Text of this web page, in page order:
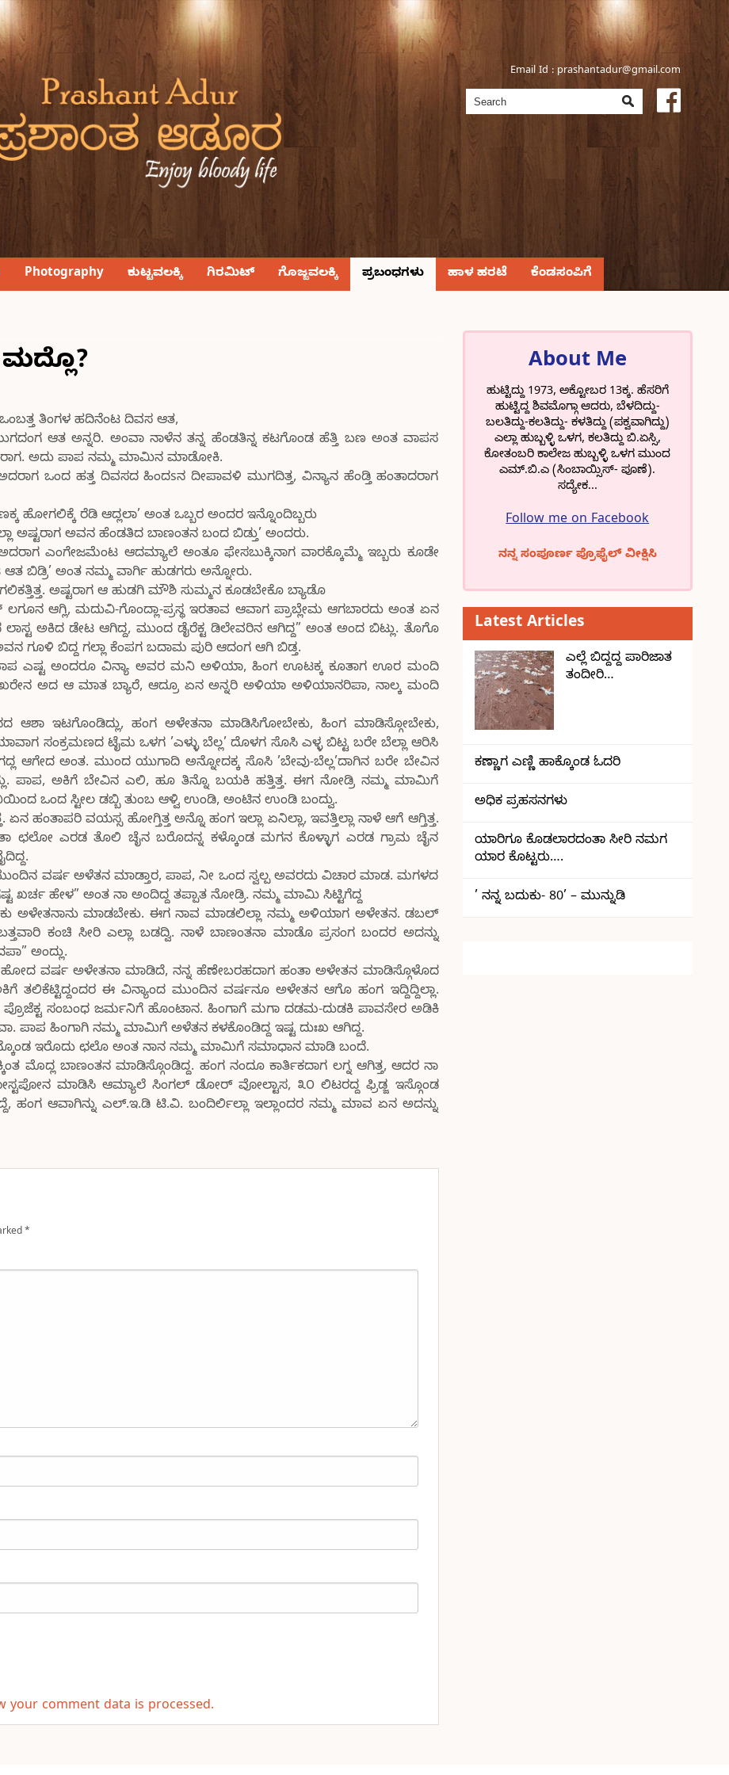
Email Id : prashantadur@gmail.com
Photography ಕುಟ್ಟವಲಕ್ಕಿ ಗಿರಮಿಟ್ ಗೊಜ್ಜವಲಕ್ಕಿ ಪ್ರಬಂಧಗಳು ಹಾಳ ಹರಟೆ ಕೆಂಡಸಂಪಿಗೆ
ತಿಂಗಳ ಹದಿನೆಂಟ ದಿವಸ ಆತ,
ಆತ ಅನ್ನರಿ. ಅಂವಾ ನಾಳೆನ ತನ್ನ ಹೆಂಡತಿನ್ನ ಕಟಗೊಂಡ ಹೆತ್ತಿ ಬಣ ಅಂತ ವಾಪಸ
ಅದು ಪಾಪ ನಮ್ಮ ಮಾಮಿನ ಮಾಡೋಕಿ.
ಒಂದ ಹತ್ತ ದಿವಸದ ಹಿಂದsನ ದೀಪಾವಳಿ ಮುಗದಿತ್ತ, ವಿನ್ಯಾನ ಹೆಂಡ್ತಿ ಹಂತಾದರಾಗ
ಹೋಗಲಿಕ್ಕೆ ರೆಡಿ ಆದ್ಲಲಾ’ ಅಂತ ಒಬ್ಬರ ಅಂದರ ಇನ್ನೊಂದಿಬ್ಬರು
ಅಷ್ಟರಾಗ ಅವನ ಹೆಂಡತಿದ ಬಾಣಂತನ ಬಂದ ಬಿಡ್ತು’ ಅಂದರು.
ಅದರಾಗ ಎಂಗೇಜಮೆಂಟ ಆದಮ್ಯಾಲೆ ಅಂತೂ ಫೇಸಬುಕ್ಕಿನಾಗ ವಾರಕ್ಕೊಮ್ಮೆ ಇಬ್ಬರು ಕೂಡೇ
ಬಿಡ್ರಿ’ ಅಂತ ನಮ್ಮ ವಾರ್ಗಿ ಹುಡಗರು ಅನ್ನೋರು.
ಅಷ್ಟರಾಗ ಆ ಹುಡಗಿ ಮೌಶಿ ಸುಮ್ಮನ ಕೂಡಬೇಕೊ ಬ್ಯಾಡೊ
ಆಗ್ಲಿ, ಮದುವಿ-ಗೊಂದ್ಲಾ-ಪ್ರಸ್ಥ ಇರತಾವ ಆವಾಗ ಪ್ರಾಬ್ಲೇಮ ಆಗಬಾರದು ಅಂತ ಏನ
ಅಕಿದ ಡೇಟ ಆಗಿದ್ದ, ಮುಂದ ಡೈರೆಕ್ಟ ಡಿಲೇವರಿನ ಆಗಿದ್ದ” ಅಂತ ಅಂದ ಬಿಟ್ಲು. ತೊಗೊ
ಗೂಳಿ ಬಿದ್ದ ಗಲ್ಲಾ ಕೆಂಪಗ ಬದಾಮ ಪುರಿ ಆದಂಗ ಆಗಿ ಬಿಡ್ತ.
ಎಷ್ಟ ಅಂದರೂ ವಿನ್ಯಾ ಅವರ ಮನಿ ಅಳಿಯಾ, ಹಿಂಗ ಊಟಕ್ಕ ಕೂತಾಗ ಊರ ಮಂದಿ
ಅದ ಆ ಮಾತ ಬ್ಯಾರೆ, ಆದ್ರೂ ಏನ ಅನ್ನರಿ ಅಳಿಯಾ ಅಳಿಯಾನರಿಪಾ, ನಾಲ್ಕ ಮಂದಿ
ಇಟಗೊಂಡಿದ್ಲು, ಹಂಗ ಅಳೇತನಾ ಮಾಡಿಸಿಗೋಬೇಕು, ಹಿಂಗ ಮಾಡಿಸ್ಗೋಬೇಕು,
ಸಂಕ್ರಮಣದ ಟೈಮ ಒಳಗ ’ಎಳ್ಳು ಬೆಲ್ಲ’ ದೊಳಗ ಸೊಸಿ ಎಳ್ಳ ಬಿಟ್ಟ ಬರೇ ಬೆಲ್ಲಾ ಆರಿಸಿ
ಅಂತ. ಮುಂದ ಯುಗಾದಿ ಅನ್ನೋದಕ್ಕ ಸೊಸಿ ’ಬೇವು-ಬೆಲ್ಲ’ದಾಗಿನ ಬರೇ ಬೇವಿನ
ಪಾಪ, ಅಕಿಗೆ ಬೇವಿನ ಎಲಿ, ಹೂ ತಿನ್ನೊ ಬಯಕಿ ಹತ್ತಿತ್ತ. ಈಗ ನೋಡ್ರಿ ನಮ್ಮ ಮಾಮಿಗೆ
ಒಂದ ಸ್ಟೀಲ ಡಬ್ಬಿ ತುಂಬ ಆಳ್ವಿ ಉಂಡಿ, ಅಂಟಿನ ಉಂಡಿ ಬಂದ್ವು.
ಹಂತಾಪರಿ ವಯಸ್ಸ ಹೋಗ್ತಿತ್ತ ಅನ್ನೊ ಹಂಗ ಇಲ್ಲಾ ಏನಿಲ್ಲಾ, ಇವತ್ತಿಲ್ಲಾ ನಾಳೆ ಆಗೆ ಆಗ್ತಿತ್ತ.
ಛಲೋ ಎರಡ ತೊಲಿ ಚೈನ ಬರೊದನ್ನ ಕಳ್ಕೊಂಡ ಮಗನ ಕೊಳ್ಳಾಗ ಎರಡ ಗ್ರಾಮ ಚೈನ
ವರ್ಷ ಅಳೆತನ ಮಾಡ್ತಾರ, ಪಾಪ, ನೀ ಒಂದ ಸ್ವಲ್ಪ ಅವರದು ವಿಚಾರ ಮಾಡ. ಮಗಳದ
ಖರ್ಚ ಹೇಳ” ಅಂತ ನಾ ಅಂದಿದ್ದ ತಪ್ಪಾತ ನೋಡ್ರಿ. ನಮ್ಮ ಮಾಮಿ ಸಿಟ್ಟಿಗೆದ್ದ
ಅಳೇತನಾನು ಮಾಡಬೇಕು. ಈಗ ನಾವ ಮಾಡಲಿಲ್ಲಾ ನಮ್ಮ ಅಳಿಯಾಗ ಅಳೇತನ. ಡಬಲ್
ಕಂಚಿ ಸೀರಿ ಎಲ್ಲಾ ಬಡದ್ವಿ. ನಾಳೆ ಬಾಣಂತನಾ ಮಾಡೊ ಪ್ರಸಂಗ ಬಂದರ ಅದನ್ನು
ಅಂದ್ಲು.
ವರ್ಷ ಅಳೇತನಾ ಮಾಡಿದೆ, ನನ್ನ ಹೆಣೇಬರಹದಾಗ ಹಂತಾ ಅಳೇತನ ಮಾಡಿಸ್ಗೊಳೊದ
ತಲಿಕೆಟ್ಟಿದ್ದಂದರ ಈ ವಿನ್ಯಾಂದ ಮುಂದಿನ ವರ್ಷನೂ ಅಳೇತನ ಆಗೊ ಹಂಗ ಇದ್ದಿದ್ದಿಲ್ಲಾ.
ಸಂಬಂಧ ಜರ್ಮನಿಗೆ ಹೊಂಟಾನ. ಹಿಂಗಾಗೆ ಮಗಾ ದಡಮ-ದುಡಕಿ ಪಾವಸೇರ ಅಡಿಕಿ
ಪಾಪ ಹಿಂಗಾಗಿ ನಮ್ಮ ಮಾಮಿಗೆ ಅಳೆತನ ಕಳಕೊಂಡಿದ್ದ ಇಷ್ಟ ದುಃಖ ಆಗಿದ್ದ.
ಇರೊದು ಛಲೊ ಅಂತ ನಾನ ನಮ್ಮ ಮಾಮಿಗೆ ಸಮಾಧಾನ ಮಾಡಿ ಬಂದೆ.
ಮೊದ್ಲ ಬಾಣಂತನ ಮಾಡಿಸ್ಗೊಂಡಿದ್ದ. ಹಂಗ ನಂದೂ ಕಾರ್ತಿಕದಾಗ ಲಗ್ನ ಆಗಿತ್ತ, ಆದರ ನಾ
ಮಾಡಿಸಿ ಆಮ್ಯಾಲೆ ಸಿಂಗಲ್ ಡೋರ್ ವೋಲ್ಟಾಸ, ೩೦ ಲಿಟರದ್ದ ಫ್ರಿಡ್ಜ ಇಸ್ಗೊಂಡ
ಹಂಗ ಆವಾಗಿನ್ನು ಎಲ್.ಇ.ಡಿ ಟಿ.ವಿ. ಬಂದಿರ್ಲಿಲ್ಲಾ ಇಲ್ಲಾಂದರ ನಮ್ಮ ಮಾವ ಏನ ಅದನ್ನು
*
your comment data is processed.
About Me
ಹುಟ್ಟಿದ್ದು 1973, ಅಕ್ಟೋಬರ 13ಕ್ಕ. ಹೆಸರಿಗೆ
ಹುಟ್ಟಿದ್ದ ಶಿವಮೊಗ್ಗಾ ಆದರು, ಬೆಳದಿದ್ದು-
ಬಲತಿದ್ದು-ಕಲತಿದ್ದು- ಕಳತಿದ್ದು (ಪಕ್ವವಾಗಿದ್ದು)
ಎಲ್ಲಾ ಹುಬ್ಬಳ್ಳಿ ಒಳಗ, ಕಲತಿದ್ದು ಬಿ.ಏಸ್ಸಿ,
ಕೋತಂಬರಿ ಕಾಲೇಜ ಹುಬ್ಬಳ್ಳಿ ಒಳಗ ಮುಂದ
ಎಮ್.ಬಿ.ಎ (ಸಿಂಬಾಯ್ಸಿಸ್- ಪೂಣೆ).
ಸದ್ಯೇಕ...
Follow me on Facebook
ನನ್ನ ಸಂಪೂರ್ಣ ಪ್ರೊಫೈಲ್ ವೀಕ್ಷಿಸಿ
Latest Articles
ಎಲ್ಲೆ ಬಿದ್ದದ್ದ ಪಾರಿಜಾತ
ತಂದೀರಿ…
ಕಣ್ಣಾಗ ಎಣ್ಣಿ ಹಾಕ್ಕೊಂಡ ಓದರಿ
ಅಧಿಕ ಪ್ರಹಸನಗಳು
ಯಾರಿಗೂ ಕೊಡಲಾರದಂತಾ ಸೀರಿ ನಮಗ
ಯಾರ ಕೊಟ್ಟರು….
’ ನನ್ನ ಬದುಕು- 80’ – ಮುನ್ನುಡಿ